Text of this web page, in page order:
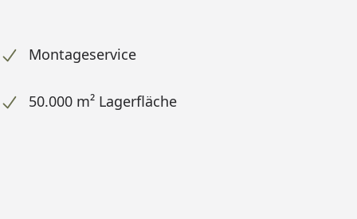
Montageservice
50.000 m² Lagerfläche